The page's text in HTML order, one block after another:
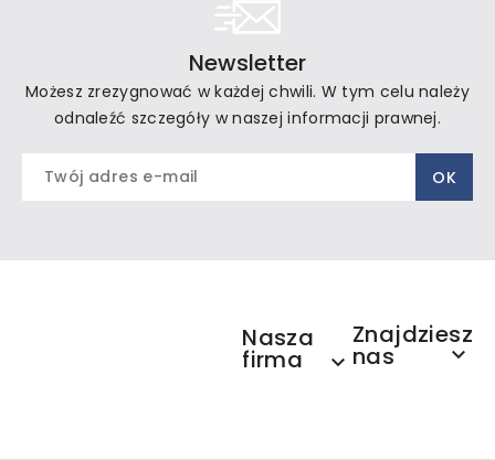
Newsletter
Możesz zrezygnować w każdej chwili. W tym celu należy
odnaleźć szczegóły w naszej informacji prawnej.
Nasza
firma 
Znajdziesz
nas 